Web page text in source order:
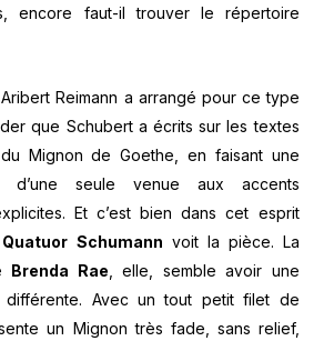
encore faut-il trouver le répertoire
Reimann a arrangé pour ce type
que Schubert a écrits sur les textes
Mignon de Goethe, en faisant une
seule venue aux accents
Et c’est bien dans cet esprit
Quatuor Schumann voit la pièce. La
Brenda Rae, elle, semble avoir une
différente. Avec un tout petit filet de
un Mignon très fade, sans relief,